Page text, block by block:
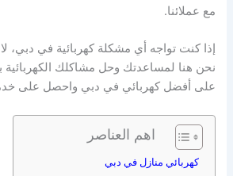
مع عملائنا.
إذا كنت تواجه أي مشكلة كهربائية في دبي، لا
نحن هنا لمساعدتك وحل مشاكلك الكهربائية
على أفضل كهربائي في دبي واحصل على
اهم العناصر
كهربائي منازل في دبي